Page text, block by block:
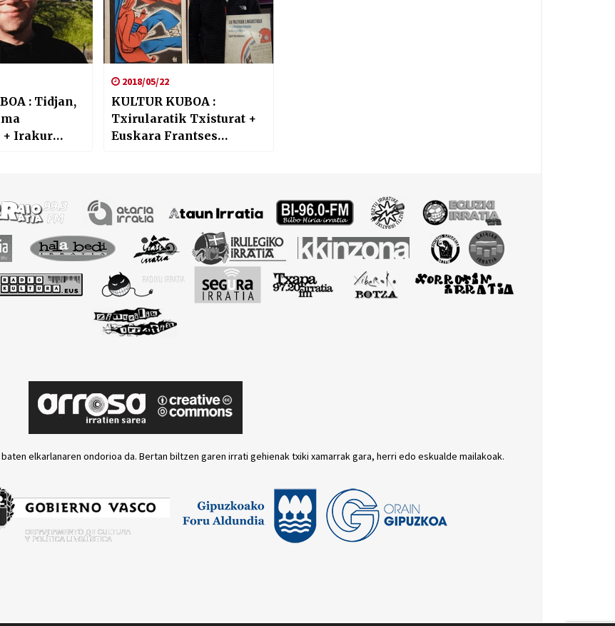
: Tidjan,
+ Irakur
2018/05/22
KULTUR KUBOA :
Txirularatik Txisturat +
Euskara Frantses
elkarlanaren ondorioa da. Bertan biltzen garen irrati gehienak txiki xamarrak gara, herri edo eskualde mailakoak.